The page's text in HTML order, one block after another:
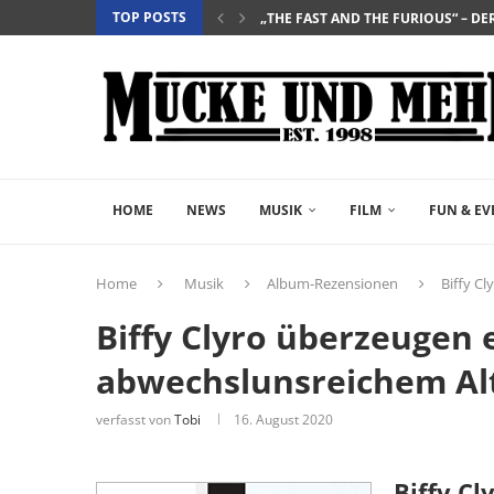
TOP POSTS
„SALZ UND WASSER – MIT DER
„PALÄSTINA 36“ – DAS HISTORIEN-
„GELIEBTER SPINNER“ – JOHN
HOME NEWS MUSIK FILM FUN &
Home Musik Album-Rezensionen Biffy
Biffy Clyro überzeugen
abwechslunsreichem
verfasst vonTobi 16. August 2020